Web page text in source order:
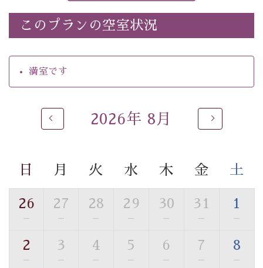
いう昔の暦による料理表現）
・朝食はこだわりの味噌汁をはじめとした和定食
【温泉】
自家源泉「美翠源泉」は酸化の進みが遅く新鮮で若返り
るご入浴をお愉しみください。
■お座敷風呂（大浴場）
す。
■貸切温泉風呂 （40分無料）
眺望はございませんが、源泉掛け流しの温泉の質を楽し
トな空間をお愉しみください。
このプランの空室状況
満室です
2026年 8月
日 月 火 水 木 金 土
26
—
27
—
28
—
29
—
30
—
31
—
1
—
2
—
3
—
4
—
5
—
6
—
7
—
8
—